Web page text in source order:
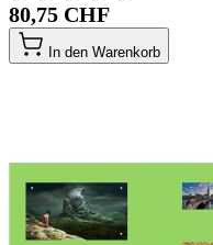
80,75 CHF
In den Warenkorb